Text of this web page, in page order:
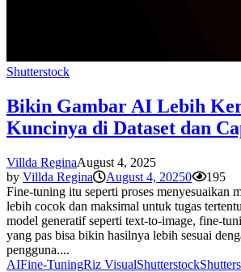
Shutterstock
Bikin Gambar AI Lebih
Kuncinya di Dataset dan
Villda ReginaAugust 4, 2025
by Villda Regina August 4, 20250
195
Fine-tuning itu seperti proses menyesuaikan
lebih cocok dan maksimal untuk tugas
model generatif seperti text-to-image, fine-
yang pas bisa bikin hasilnya lebih sesuai
pengguna....
AIFine-TuningRiz VisualShutterstock